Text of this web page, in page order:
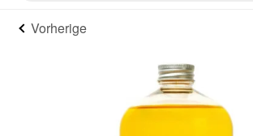
Vorherige